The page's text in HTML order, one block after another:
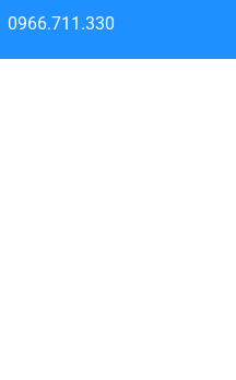
0966.711.330